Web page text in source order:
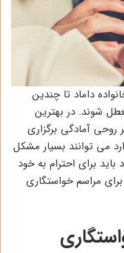
داماد تا چندین
شوند. در بهترین
آمادگی برگزاری
می توانند بسیار مشکل
برای احترام به خود
مراسم خواستگاری